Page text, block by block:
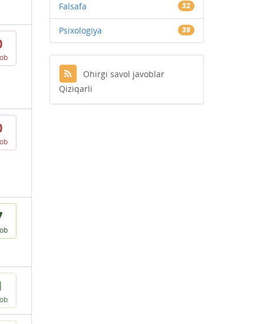
Falsafa 32
Psixologiya 39
Ohirgi savol javoblar
Qiziqarli